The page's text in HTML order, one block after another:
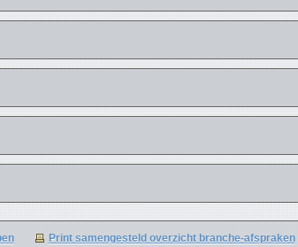
Print samengesteld overzicht branche-afspraken